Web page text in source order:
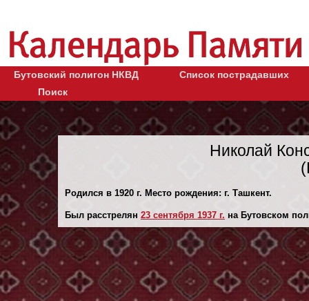
Бутовский полигон НКВД
Список пострадавших
Поиск
Николай
Родился в 1920 г. Место рождения: г. Ташкент.
Был расстрелян 23 сентября 1937 г. на Бутовском